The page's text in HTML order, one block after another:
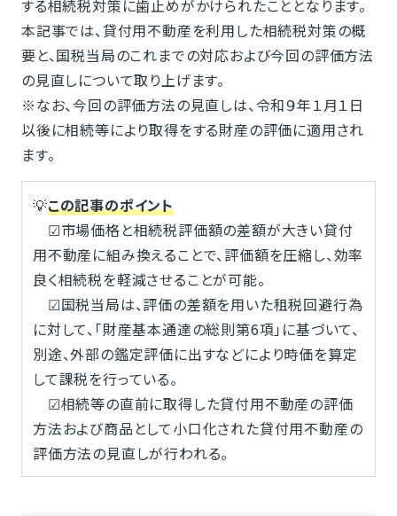
する相続税対策に歯止めがかけられたこととなります。
本記事では、貸付用不動産を利用した相続税対策の概
要と、国税当局のこれまでの対応および今回の評価方法
の見直しについて取り上げます。
※なお、今回の評価方法の見直しは、令和９年１月１日
以後に相続等により取得をする財産の評価に適用され
ます。
💡この記事のポイント
☑市場価格と相続税評価額の差額が大きい貸付
用不動産に組み換えることで、評価額を圧縮し、効率
良く相続税を軽減させることが可能。
☑国税当局は、評価の差額を用いた租税回避行為
に対して、「財産基本通達の総則第6項」に基づいて、
別途、外部の鑑定評価に出すなどにより時価を算定
して課税を行っている。
☑相続等の直前に取得した貸付用不動産の評価
方法および商品として小口化された貸付用不動産の
評価方法の見直しが行われる。